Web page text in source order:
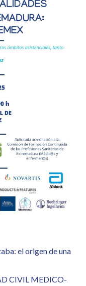
el origen de una
CIVIL MEDICO-